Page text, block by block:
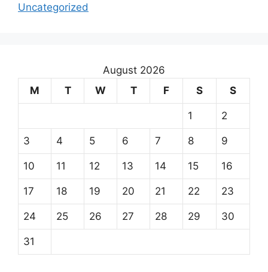
Uncategorized
August 2026
M
T W T F S S
1 2
3 4 5 6 7 8 9
10 11 12 13 14 15 16
17 18 19 20 21 22 23
24 25 26 27 28 29 30
31